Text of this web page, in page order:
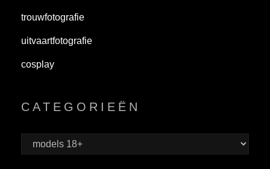
trouwfotografie
uitvaartfotografie
cosplay
CATEGORIEËN
Categorieën